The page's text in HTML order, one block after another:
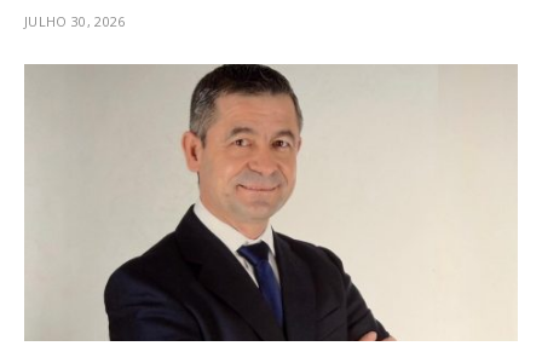
JULHO 30, 2026